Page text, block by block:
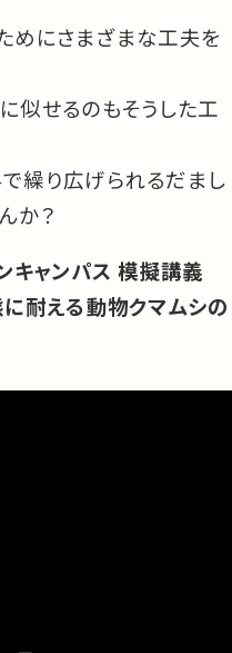
めにさまざまな工夫を
似せるのもそうした工
繰り広げられるだまし
か？
キャンパス 模擬講義
耐える動物クマムシの